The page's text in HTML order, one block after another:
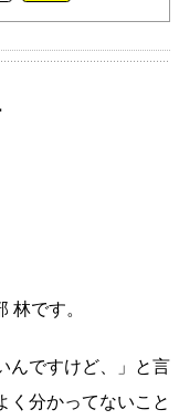
林です。
んですけど、」と言
く分かってないこと